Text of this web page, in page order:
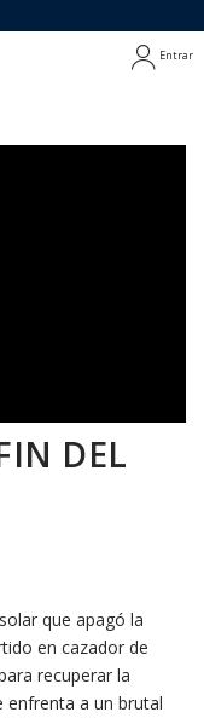
Entrar
DEL
que apagó la
en cazador de
recuperar la
enfrenta a un brutal